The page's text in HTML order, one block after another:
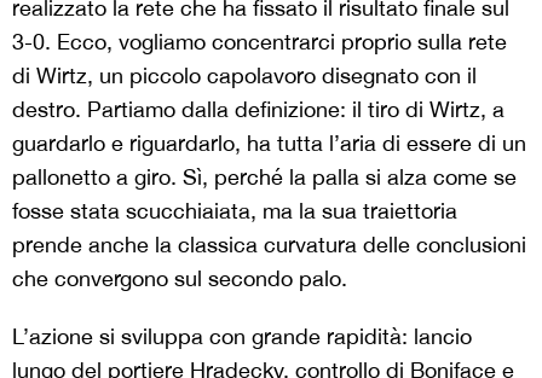
realizzato la rete che ha fissato il risultato finale sul
3-0. Ecco, vogliamo concentrarci proprio sulla rete
di Wirtz, un piccolo capolavoro disegnato con il
destro. Partiamo dalla definizione: il tiro di Wirtz, a
guardarlo e riguardarlo, ha tutta l’aria di essere di un
pallonetto a giro. Sì, perché la palla si alza come se
fosse stata scucchiaiata, ma la sua traiettoria
prende anche la classica curvatura delle conclusioni
che convergono sul secondo palo.
L’azione si sviluppa con grande rapidità: lancio
lungo del portiere Hradecky, controllo di Boniface e